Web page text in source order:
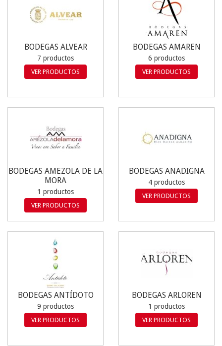
BODEGAS ALVEAR
7 productos
VER PRODUCTOS
BODEGAS AMAREN
6 productos
VER PRODUCTOS
BODEGAS AMEZOLA DE LA
MORA
1 productos
VER PRODUCTOS
BODEGAS ANADIGNA
4 productos
VER PRODUCTOS
BODEGAS ANTÍDOTO
9 productos
VER PRODUCTOS
BODEGAS ARLOREN
1 productos
VER PRODUCTOS